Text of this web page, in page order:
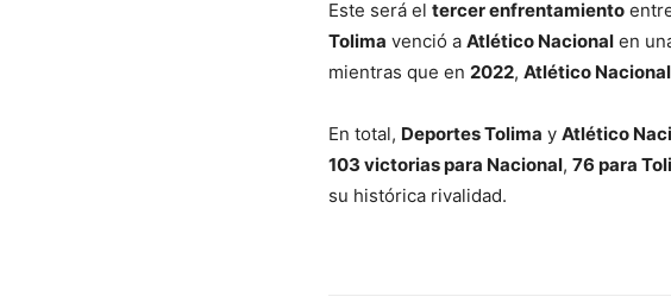
Este será el tercer enfrentamiento
Tolima venció a Atlético Nacional en
mientras que en 2022, Atlético Nacional
En total, Deportes Tolima y Atlético
103 victorias para Nacional, 76 para
su histórica rivalidad.